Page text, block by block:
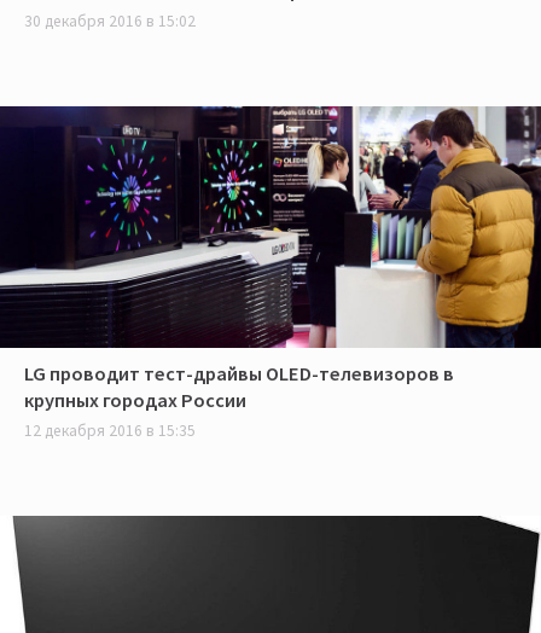
30 декабря 2016 в 15:02
LG проводит тест-драйвы OLED-телевизоров в
крупных городах России
12 декабря 2016 в 15:35